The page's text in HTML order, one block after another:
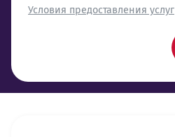
Условия предоставления услуг